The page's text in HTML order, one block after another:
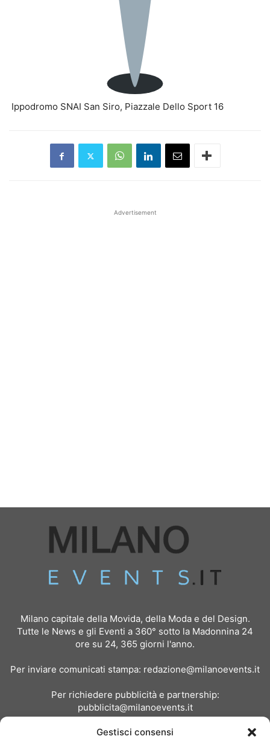
Gestisci consensi
Ippodromo SNAI San Siro, Piazzale Dello Sport 16
Advertisement
Milano capitale della Movida, della Moda e del Design.
Tutte le News e gli Eventi a 360° sotto la Madonnina 24
ore su 24, 365 giorni l'anno.
Per inviare comunicati stampa: redazione@milanoevents.it
Per richiedere pubblicità e partnership:
pubblicita@milanoevents.it